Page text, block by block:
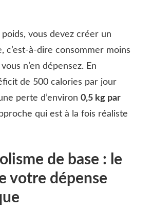
vous devez créer un
c’est-à-dire consommer moins
n’en dépensez. En
de 500 calories par jour
perte d’environ 0,5 kg par
qui est à la fois réaliste
de base : le
votre dépense